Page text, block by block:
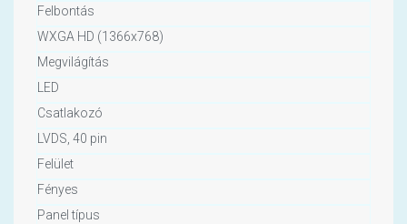
Felbontás
WXGA HD (1366x768)
Megvilágítás
LED
Csatlakozó
LVDS, 40 pin
Felület
Fényes
Panel típus